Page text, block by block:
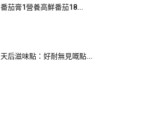
番茄膏1營養高鮮番茄18...
天后滋味點：好耐無見嘅點...